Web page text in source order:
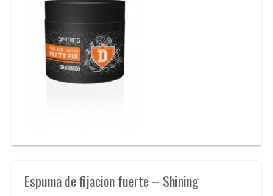
Espuma de fijacion fuerte – Shining